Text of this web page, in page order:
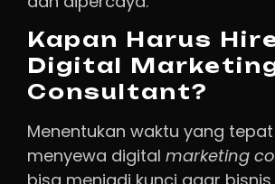
Kapan Harus
Digital
Consultant?
Menentukan waktu yang
menyewa digital marketing